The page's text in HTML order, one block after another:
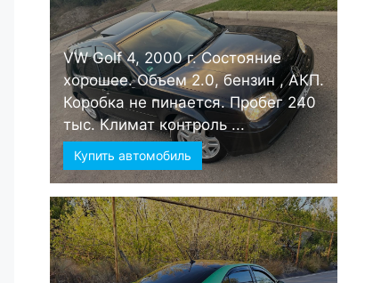
VW Golf 4, 2000 г. Состояние
хорошее. Объем 2.0, бензин , АКП.
Коробка не пинается. Пробег 240
тыс. Климат контроль ...
Купить автомобиль